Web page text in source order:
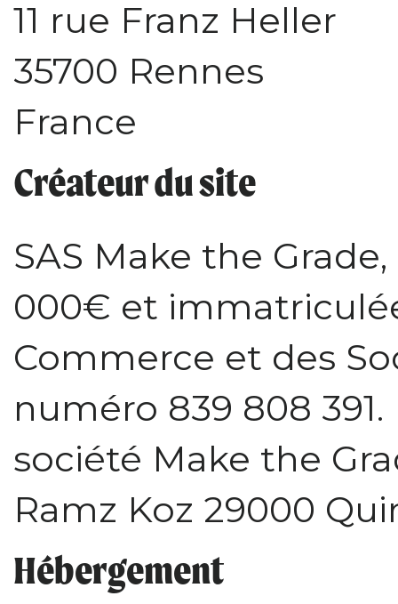
11 rue Franz Heller
35700 Rennes
France
Créateur du site
SAS Make the
000€ et
Commerce et des
numéro 839 808
société Make the
Ramz Koz 29000
Hébergement